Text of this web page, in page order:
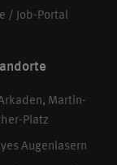
/ Job-Portal
Martin-
Platz
Augenlasern